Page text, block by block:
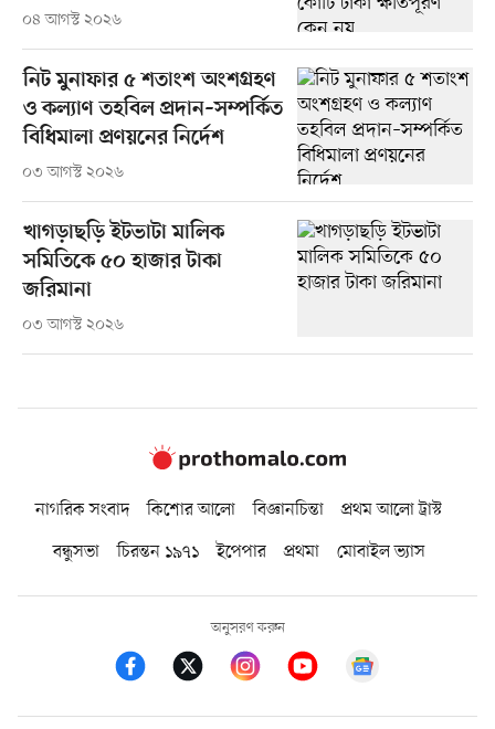
০৪ আগস্ট ২০২৬
নিট মুনাফার ৫ শতাংশ অংশগ্রহণ
ও কল্যাণ তহবিল প্রদান–সম্পর্কিত
বিধিমালা প্রণয়নের নির্দেশ
০৩ আগস্ট ২০২৬
খাগড়াছড়ি ইটভাটা মালিক
সমিতিকে ৫০ হাজার টাকা
জরিমানা
০৩ আগস্ট ২০২৬
নাগরিক সংবাদ কিশোর আলো বিজ্ঞানচিন্তা
প্রথম আলো ট্রাস্ট
বন্ধুসভা
চিরন্তন ১৯৭১ ইপেপার প্রথমা মোবাইল ভ্যাস
অনুসরণ করুন